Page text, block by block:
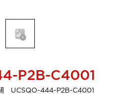
P2B-C4001
UCSQO-444-P2B-C4001